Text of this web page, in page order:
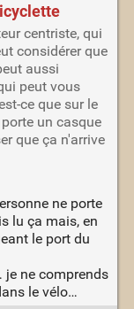
centriste, qui
considérer que
aussi
peut vous
ce que sur le
un casque
que ça n'arrive
ne porte
lu ça mais, en
le port du
ne comprends
le vélo…